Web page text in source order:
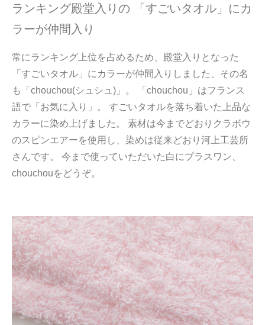
ランキング殿堂入りの 「すごいタオル」にカ
ラーが仲間入り
常にランキング上位を占めるため、殿堂入りとなった
「すごいタオル」にカラーが仲間入りしました、その名
も「chouchou(シュシュ)」。 「chouchou」はフランス
語で「お気に入り」。 すごいタオルを落ち着いた上品な
カラーに染め上げました。 素材は今までどおりクラボウ
のスピンエアーを使用し、染めは従来どおり河上工芸所
さんです。 今まで使っていただいた白にプラスワン、
chouchouをどうぞ。